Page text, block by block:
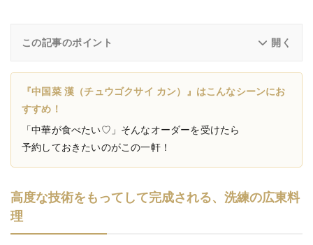
この記事のポイント
『中国菜 漢（チュウゴクサイ カン）』はこんなシーンにお
すすめ！
「中華が食べたい♡」そんなオーダーを受けたら
予約しておきたいのがこの一軒！
高度な技術をもってして完成される、洗練の広東料
理